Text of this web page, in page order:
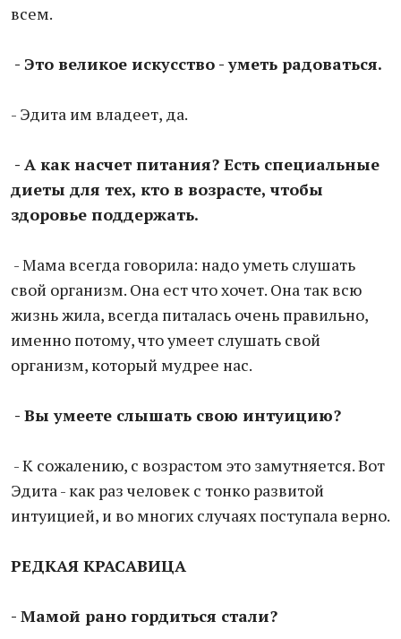
всем.
- Это великое искусство - уметь радоваться.
- Эдита им владеет, да.
- А как насчет питания? Есть специальные
диеты для тех, кто в возрасте, чтобы
здоровье поддержать.
- Мама всегда говорила: надо уметь слушать
свой организм. Она ест что хочет. Она так всю
жизнь жила, всегда питалась очень правильно,
именно потому, что умеет слушать свой
организм, который мудрее нас.
- Вы умеете слышать свою интуицию?
- К сожалению, с возрастом это замутняется. Вот
Эдита - как раз человек с тонко развитой
интуицией, и во многих случаях поступала верно.
РЕДКАЯ КРАСАВИЦА
- Мамой рано гордиться стали?